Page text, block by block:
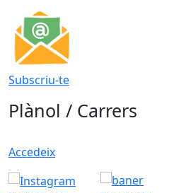
Subscriu-te
Plànol / Carrers
Accedeix